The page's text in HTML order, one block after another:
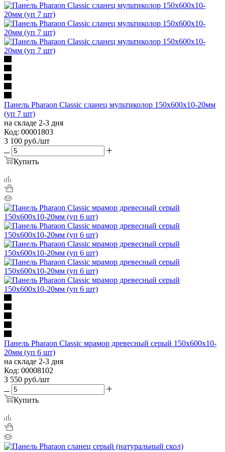
Панель Pharaon Classic сланец мультиколор 150х600х10-20мм
(уп 7 шт)
на складе 2-3 дня
Код: 00001803
3 100 руб./шт
Купить
Панель Pharaon Classic мрамор древесный серый 150х600х10-
20мм (уп 6 шт)
на складе 2-3 дня
Код: 00008102
3 550 руб./шт
Купить